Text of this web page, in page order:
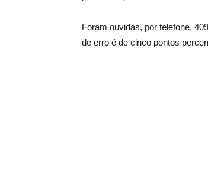
Foram ouvidas, por telefone,
de erro é de cinco pontos